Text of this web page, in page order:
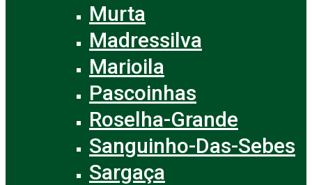
Murta
Madressilva
Marioila
Pascoinhas
Roselha-Grande
Sanguinho-Das-Sebes
Sargaça